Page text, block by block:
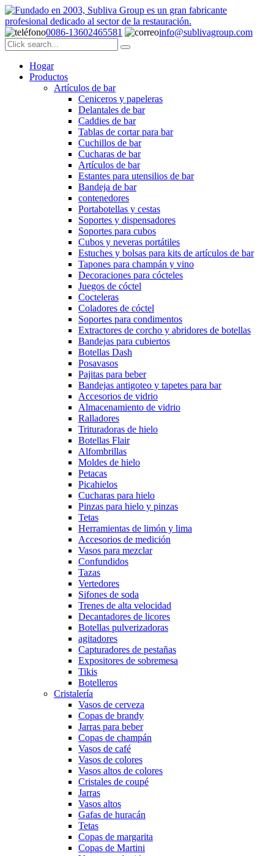
0086-13602465581 info@sublivagroup.com
Hogar
Productos
Artículos de bar
Ceniceros y papeleras
Delantales de bar
Caddies de bar
Tablas de cortar para bar
Cuchillos de bar
Cucharas de bar
Artículos de bar
Estantes para utensilios de bar
Bandeja de bar
contenedores
Portabotellas y cestas
Soportes y dispensadores
Soportes para cubos
Cubos y neveras portátiles
Estuches y bolsas para kits de artículos de bar
Tapones para champán y vino
Decoraciones para cócteles
Juegos de cóctel
Cocteleras
Coladores de cóctel
Soportes para condimentos
Extractores de corcho y abridores de botellas
Bandejas para cubiertos
Botellas Dash
Posavasos
Pajitas para beber
Bandejas antigoteo y tapetes para bar
Accesorios de vidrio
Almacenamiento de vidrio
Ralladores
Trituradoras de hielo
Botellas Flair
Alfombrillas
Moldes de hielo
Petacas
Picahielos
Cucharas para hielo
Pinzas para hielo y pinzas
Tetas
Herramientas de limón y lima
Accesorios de medición
Vasos para mezclar
Confundidos
Tazas
Vertedores
Sifones de soda
Trenes de alta velocidad
Decantadores de licores
Botellas pulverizadoras
agitadores
Capturadores de pestañas
Expositores de sobremesa
Tikis
Botelleros
Cristalería
Vasos de cerveza
Copas de brandy
Jarras para beber
Copas de champán
Vasos de café
Vasos de colores
Vasos altos de colores
Cristales de coupé
Jarras
Vasos altos
Gafas de huracán
Tetas
Copas de margarita
Copas de Martini